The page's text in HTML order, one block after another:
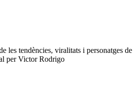
les tendències, viralitats i personatges de
per Victor Rodrigo